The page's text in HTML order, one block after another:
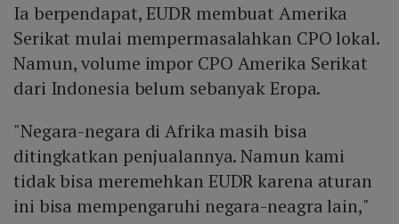
Ia berpendapat, EUDR membuat Amerika
Serikat mulai mempermasalahkan CPO lokal.
Namun, volume impor CPO Amerika Serikat
dari Indonesia belum sebanyak Eropa.
"Negara-negara di Afrika masih bisa
ditingkatkan penjualannya. Namun kami
tidak bisa meremehkan EUDR karena aturan
ini bisa mempengaruhi negara-neagra lain,"